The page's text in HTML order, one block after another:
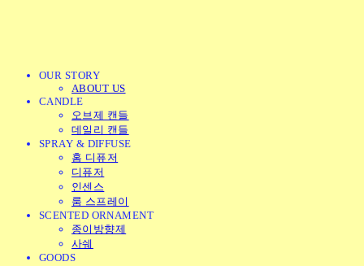
OUR STORY
ABOUT US
CANDLE
오브제 캔들
데일리 캔들
SPRAY & DIFFUSE
홈 디퓨저
디퓨저
인센스
룸 스프레이
SCENTED ORNAMENT
종이방향제
사쉐
GOODS